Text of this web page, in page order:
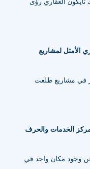
تايكون العقاري رؤى
الأمثل لمشاريع
في مشاريع طلعت
الخدمات والحرف
وجود مكان واحد في